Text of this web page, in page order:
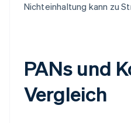
Nichteinhaltung kann zu
PANs und
Vergleich